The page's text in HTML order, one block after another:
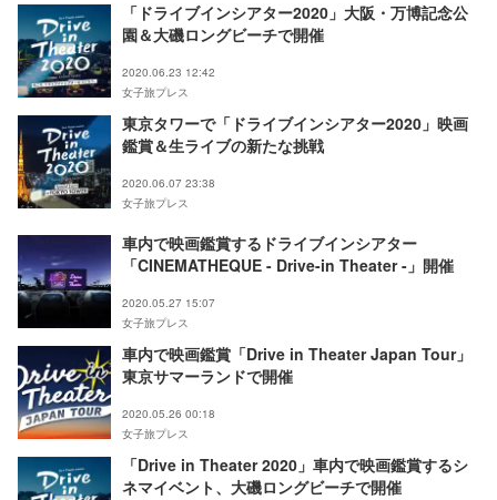
「ドライブインシアター2020」大阪・万博記念公
園＆大磯ロングビーチで開催
2020.06.23 12:42
女子旅プレス
東京タワーで「ドライブインシアター2020」映画
鑑賞＆生ライブの新たな挑戦
2020.06.07 23:38
女子旅プレス
車内で映画鑑賞するドライブインシアター
「CINEMATHEQUE - Drive-in Theater -」開催
2020.05.27 15:07
女子旅プレス
車内で映画鑑賞「Drive in Theater Japan Tour」
東京サマーランドで開催
2020.05.26 00:18
女子旅プレス
「Drive in Theater 2020」車内で映画鑑賞するシ
ネマイベント、大磯ロングビーチで開催